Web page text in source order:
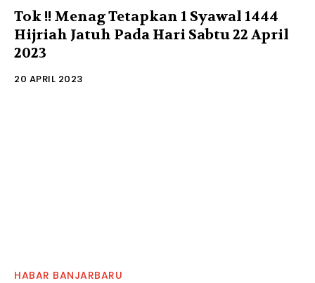
Tok !! Menag Tetapkan 1 Syawal 1444
Hijriah Jatuh Pada Hari Sabtu 22 April
2023
20 APRIL 2023
HABAR BANJARBARU